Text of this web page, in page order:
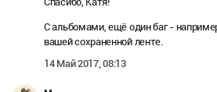
С альбомами, ещё один баг -
вашей сохраненной ленте.
14 Май 2017, 08:13